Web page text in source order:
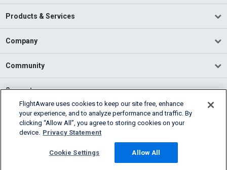
Products & Services
Company
Community
Support
English (USA)
2026 FlightAware
Cookie Settings
FlightAware uses cookies to keep our site free, enhance
your experience, and to analyze performance and traffic. By
clicking “Allow All”, you agree to storing cookies on your
device. Privacy Statement
Cookie Settings Allow All